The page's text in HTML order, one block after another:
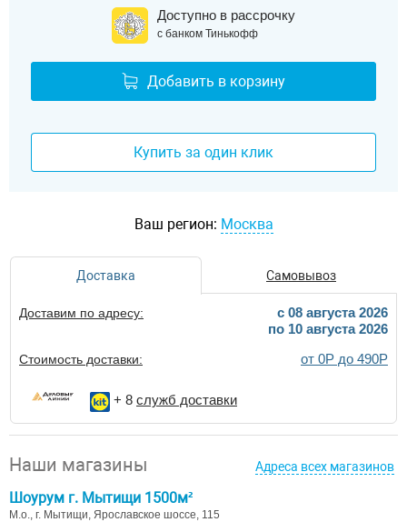
Доступно в рассрочку
с банком Тинькофф
Добавить в корзину
Купить за один клик
Ваш регион: Москва
Доставка Самовывоз
Доставим по адресу:
c 08 августа 2026
по 10 августа 2026
Стоимость доставки: от 0Р до 490Р
+ 8 служб доставки
Наши магазины Адреса всех магазинов
Шоурум г. Мытищи 1500м²
М.о., г. Мытищи, Ярославское шоссе, 115